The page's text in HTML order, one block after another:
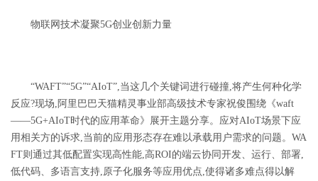
物联网技术凝聚5G创业创新力量
“WAFT”“5G”“AIoT”,当这几个关键词进行碰撞,将产生何种化学
反应?现场,阿里巴巴天猫精灵事业部高级技术专家祝俊围绕《waft
——5G+AIoT时代的应用革命》展开主题分享。应对AIoT场景下应
用相关方的诉求,当前的应用形态存在难以承载用户需求的问题。 WA
FT则通过其低配置实现高性能,高ROI的端云协同开发、运行、部署,
低代码、多语言支持,原子化服务等应用优点,使得诸多难点得以解